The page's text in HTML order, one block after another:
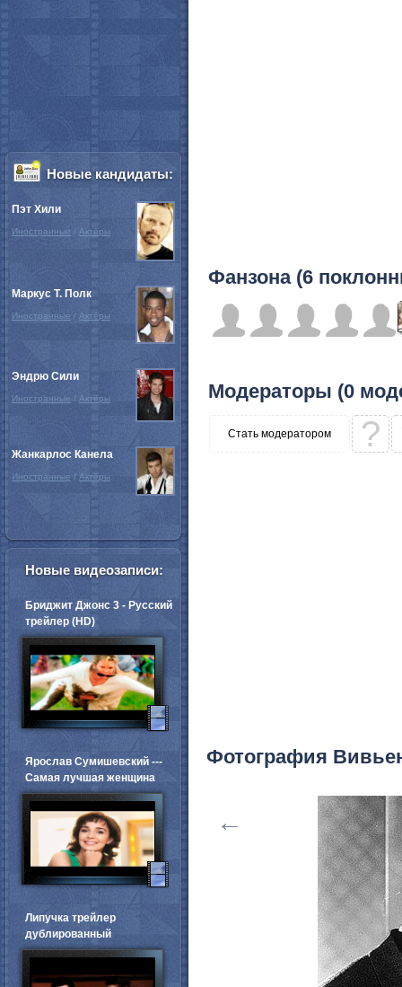
Фанзона (6
Модераторы (0
Стать модератором ?
Фотография
←
Новые кандидаты:
Пэт Хили
Иностранные / Актёры
Маркус Т. Полк
Иностранные / Актёры
Эндрю Сили
Иностранные / Актёры
Жанкарлос Канела
Иностранные / Актёры
Новые видеозаписи:
Бриджит Джонс 3 - Русский
трейлер (HD)
Ярослав Сумишевский ---
Самая лучшая женщина
Липучка трейлер
дублированный